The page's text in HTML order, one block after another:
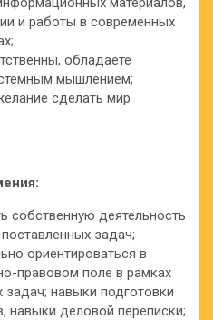
и работы в современных
обладаете
мышлением;
сделать мир
собственную деятельность
задач;
ориентироваться в
правовом поле в рамках
навыки подготовки
навыки деловой переписки;